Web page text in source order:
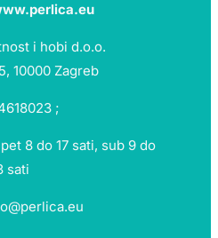
i hobi d.o.o.
10000 Zagreb
;
8 do 17 sati, sub 9 do
sati